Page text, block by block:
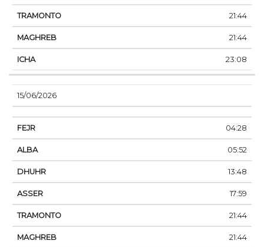
21:44
21:44
23:08
15/06/2026
04:28
05:52
13:48
17:59
21:44
21:44